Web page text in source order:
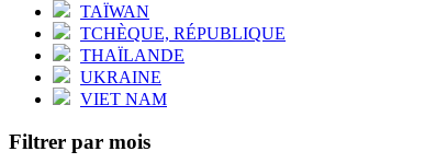
TAÏWAN
TCHÈQUE, RÉPUBLIQUE
THAÏLANDE
UKRAINE
VIET NAM
Filtrer par mois